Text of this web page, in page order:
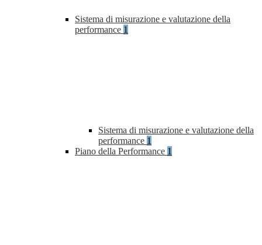
Sistema di misurazione e valutazione della
performance 1
Sistema di misurazione e valutazione della
performance 1
Piano della Performance 1